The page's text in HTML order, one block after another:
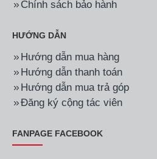
Chính sách bảo hành
HƯỚNG DẪN
Hướng dẫn mua hàng
Hướng dẫn thanh toán
Hướng dẫn mua trả góp
Đăng ký cộng tác viên
FANPAGE FACEBOOK